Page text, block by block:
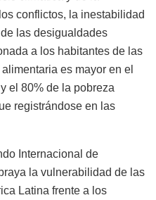
conflictos, la inestabilidad
las desigualdades
a los habitantes de las
es mayor en el
el 80% de la pobreza
registrándose en las
Internacional de
la vulnerabilidad de las
Latina frente a los